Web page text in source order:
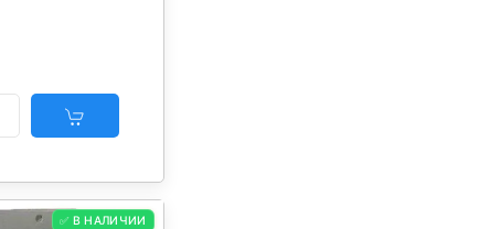
✅ В НАЛИЧИИ